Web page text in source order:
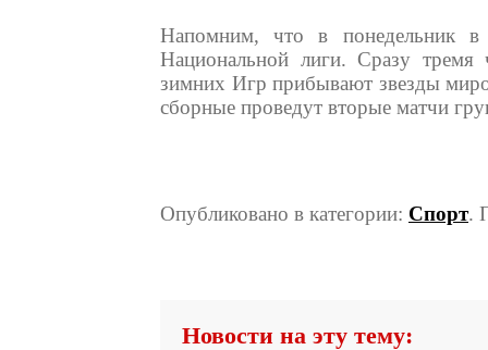
Напомним, что в понедельник
Национальной лиги. Сразу тремя
зимних Игр прибывают звезды
сборные проведут вторые матчи
Опубликовано в категории: Спорт.
Новости на эту тему: